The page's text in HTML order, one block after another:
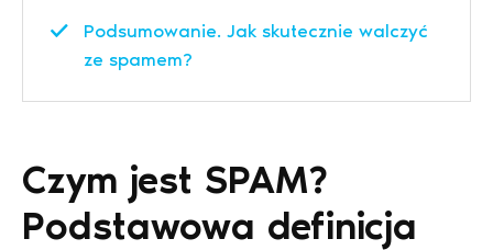
Podsumowanie. Jak skutecznie walczyć
ze spamem?
Czym jest SPAM?
Podstawowa definicja